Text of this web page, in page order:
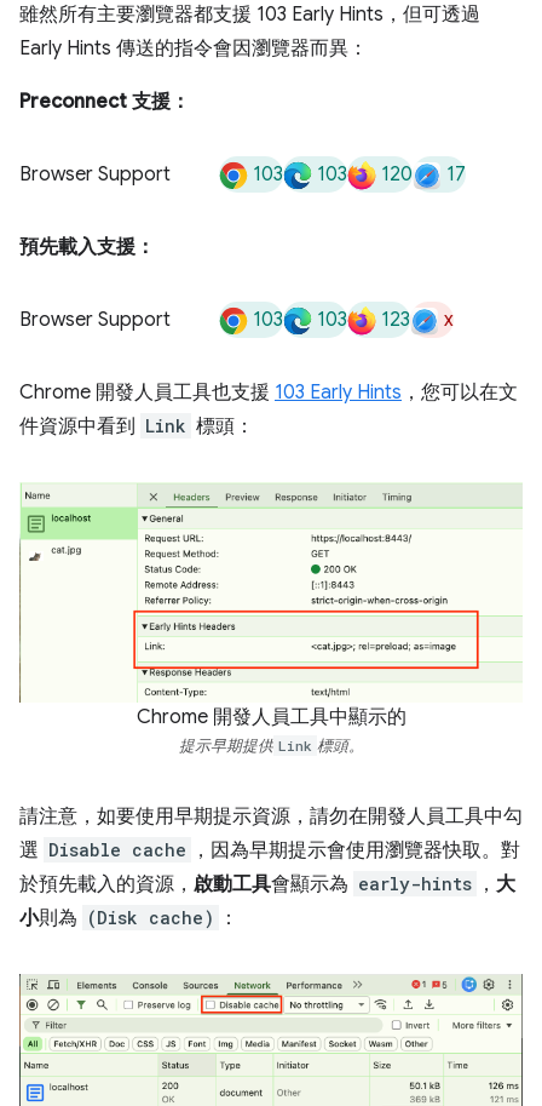
雖然所有主要瀏覽器都支援 103 Early Hints，但可透過
Early Hints 傳送的指令會因瀏覽器而異：
Preconnect 支援：
Browser Support 103 103 120 17
預先載入支援：
Browser Support 103 103 123 x
Chrome 開發人員工具也支援 103 Early Hints ，您可以在文
件資源中看到 Link 標頭：
Chrome 開發人員工具中顯示的
提示早期提供 Link 標頭。
請注意，如要使用早期提示資源，請勿在開發人員工具中勾
選 Disable cache
，因為早期提示會使用瀏覽器快取。對
於預先載入的資源， 啟動工具會顯示為 early-hints ， 大
小則為 (Disk cache) ：